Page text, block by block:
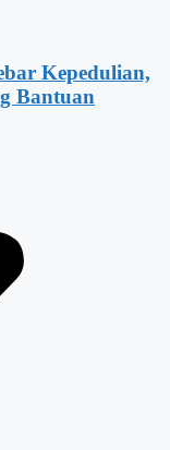
Kepedulian,
Bantuan